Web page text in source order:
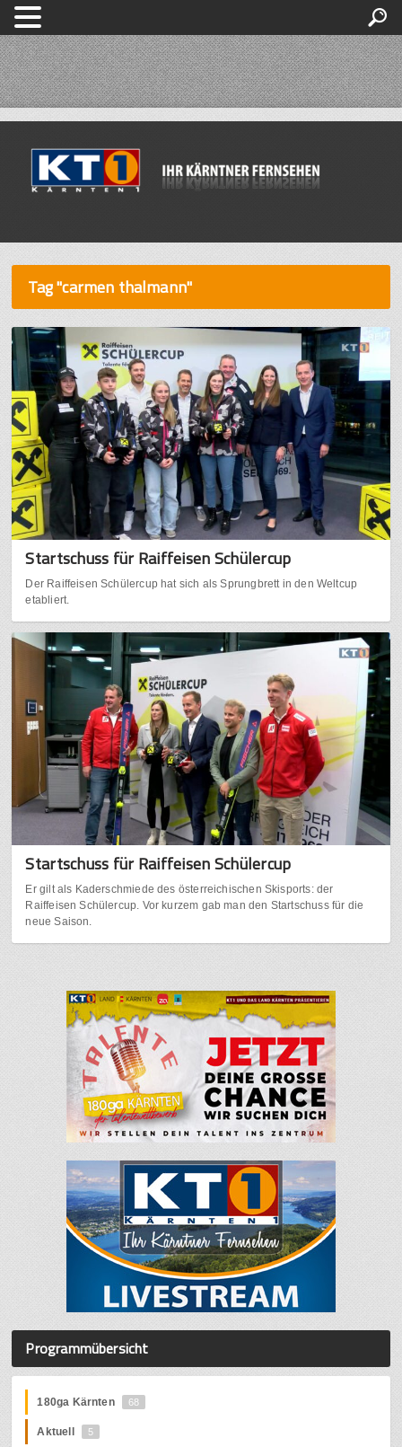
Tag "carmen thalmann"
Startschuss für Raiffeisen Schülercup
Der Raiffeisen Schülercup hat sich als Sprungbrett in den Weltcup
etabliert.
Startschuss für Raiffeisen Schülercup
Er gilt als Kaderschmiede des österreichischen Skisports: der
Raiffeisen Schülercup. Vor kurzem gab man den Startschuss für die
neue Saison.
Programmübersicht
180ga Kärnten 68
Aktuell 5